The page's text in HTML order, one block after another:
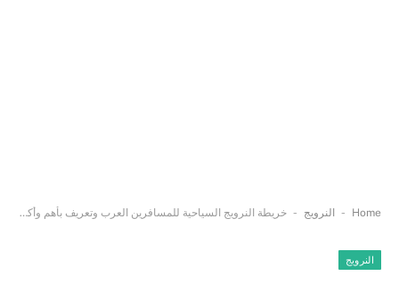
Home
- النرويج - خريطة النرويج السياحية للمسافرين العرب وتعريف بأهم وأكبر المدن النرويجية
النرويج